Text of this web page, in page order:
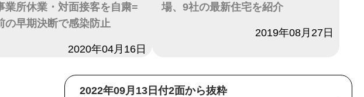
業所休業・対面接客を自粛=
の早期決断で感染防止
2020年04月16日
場、9社の最新住宅を紹介
2019年08月27日
2022年09月13日付2面から抜粋